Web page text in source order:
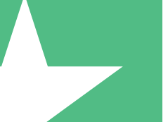
Individuais
créditos de download. Sem